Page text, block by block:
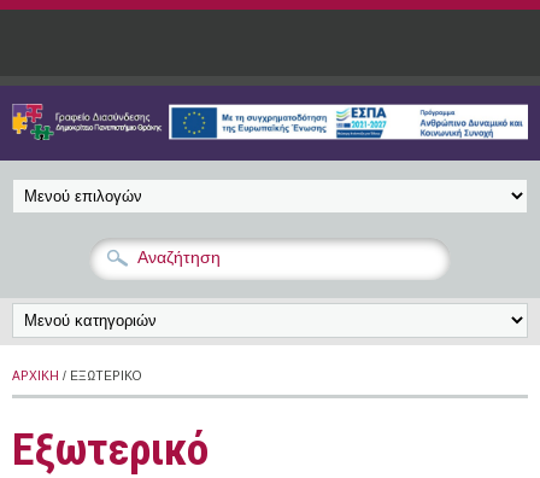
Παράκαμψη προς το κυρίως περιεχόμενο
ΑΡΧΙΚΉ / ΕΞΩΤΕΡΙΚΌ
Εξωτερικό